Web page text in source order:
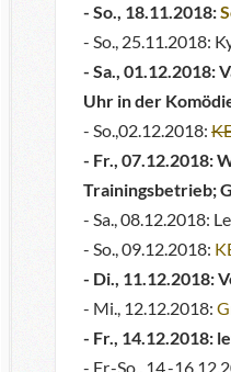
- So., 18.11.2018:
- So., 25.11.2018:
- Sa., 01.12.2018:
Uhr in der
- So.,02.12.2018:
- Fr., 07.12.2018:
Trainingsbetrieb;
- Sa., 08.12.2018:
- So., 09.12.2018:
- Di., 11.12.2018:
- Mi., 12.12.2018:
- Fr., 14.12.2018:
- Fr.-So., 14.-